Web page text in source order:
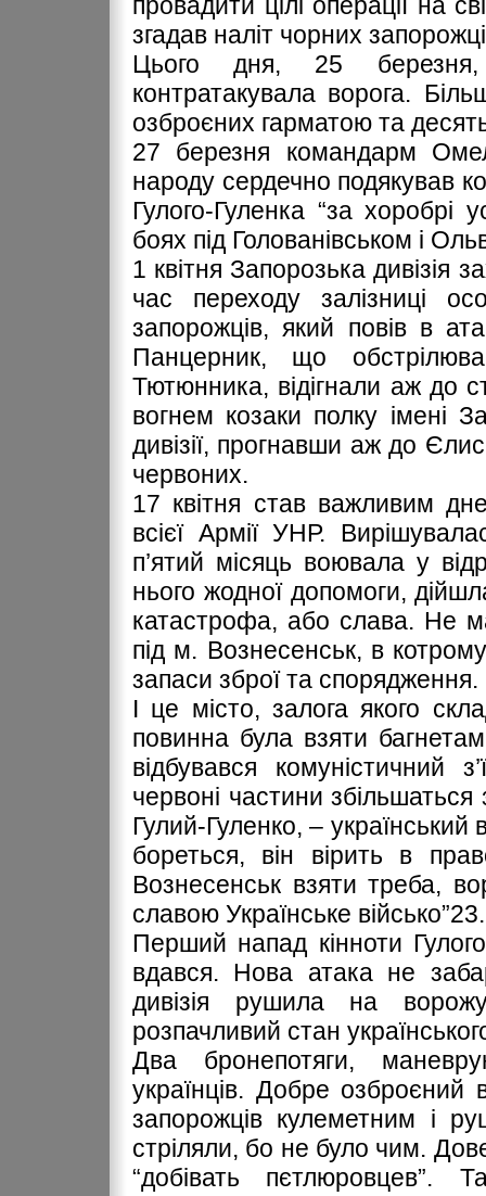
згадав наліт чорних
Цього дня, 25 березня,
контратакувала ворога.
озброєних гарматою та
27 березня командарм
народу сердечно подякував
Гулого-Гуленка “за хоробрі
боях під Голованівськом і
1 квітня Запорозька дивізія
час переходу залізниці
запорожців, який повів в
Панцерник, що
Тютюнника, відігнали аж до
вогнем козаки полку імені
дивізії, прогнавши аж до
червоних.
17 квітня став важливим
всієї Армії УНР.
п’ятий місяць воювала у
нього жодної допомоги,
катастрофа, або слава. Не
під м. Вознесенськ, в
запаси зброї та спорядження.
І це місто, залога якого
повинна була взяти
відбувався комуністичний
червоні частини
Гулий-Гуленко, –
бореться, він вірить в
Вознесенськ взяти треба,
славою Українське військо”23.
Перший напад кінноти
вдався. Нова атака не
дивізія рушила на
розпачливий стан
Два бронепотяги,
українців. Добре озброєний
запорожців кулеметним і
стріляли, бо не було чим.
“добівать пєтлюровцев”.